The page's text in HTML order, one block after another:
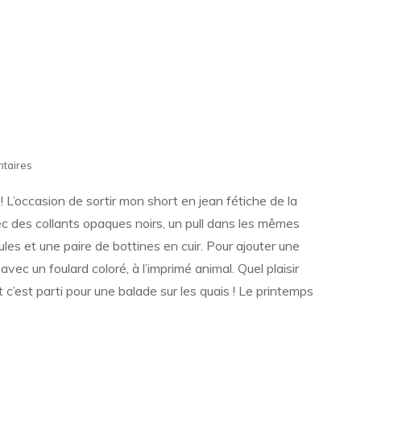
short
hiver
de sortir mon short en jean fétiche de la
des collants opaques noirs, un pull dans les mêmes
et une paire de bottines en cuir. Pour ajouter une
un foulard coloré, à l’imprimé animal. Quel plaisir
parti pour une balade sur les quais ! Le printemps